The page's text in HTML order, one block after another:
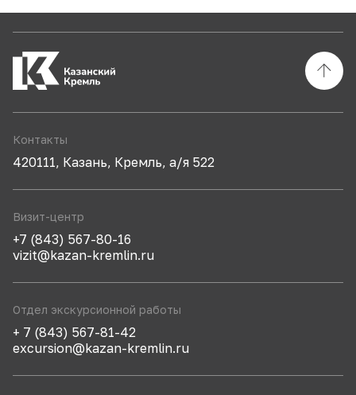
Контакты
420111, Казань, Кремль, а/я 522
Визит-центр
+7 (843) 567-80-16
vizit@kazan-kremlin.ru
Отдел экскурсионной работы
+ 7 (843) 567-81-42
excursion@kazan-kremlin.ru